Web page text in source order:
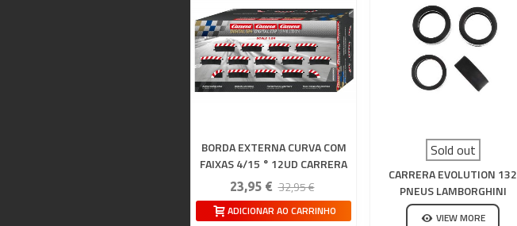
BORDA EXTERNA CURVA COM
FAIXAS 4/15 ° 12UD CARRERA
132-124
23,95 € 32,95 €
ADICIONAR AO CARRINHO
Sold out
CARRERA EVOLUTION 132
PNEUS LAMBORGHINI
HURACAN GT3
VIEW MORE